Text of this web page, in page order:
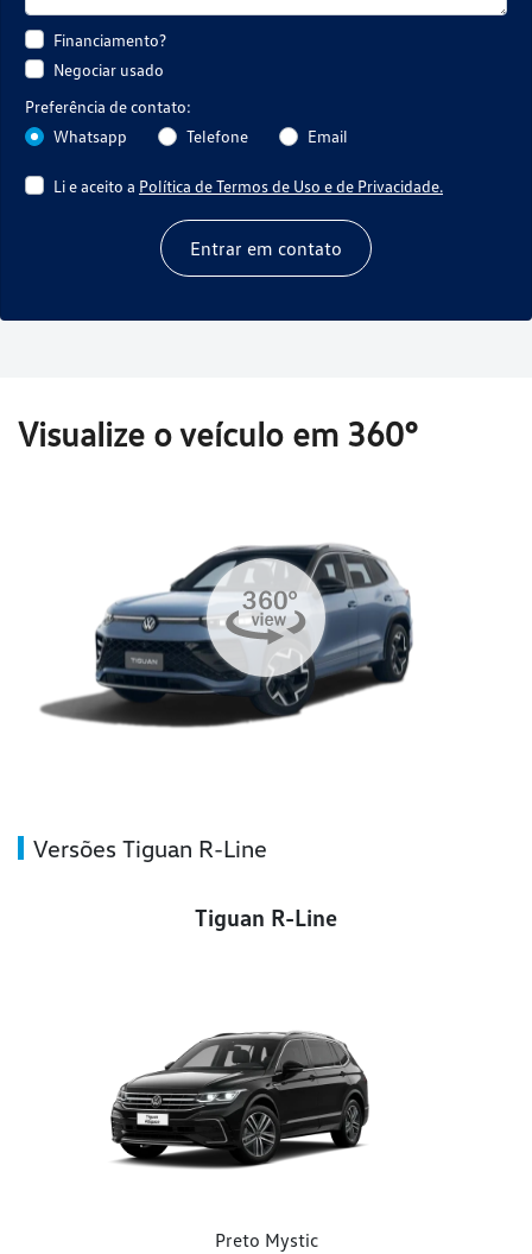
Financiamento?
Negociar usado
Preferência de contato:
Whatsapp
Telefone Email
Li e aceito a Política de Termos de Uso e de Privacidade.
Entrar em contato
Visualize o veículo em 360°
Versões Tiguan R-Line
Tiguan R-Line
Preto Mystic